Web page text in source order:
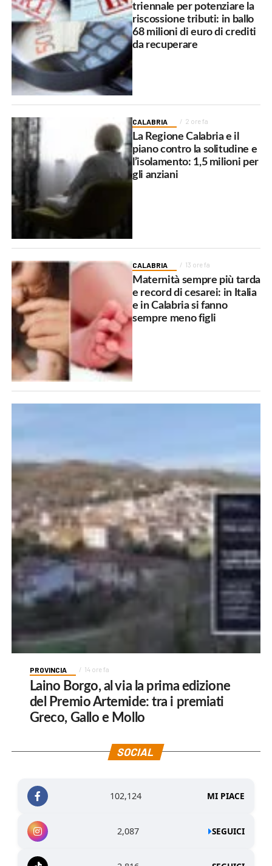
triennale per potenziare la
riscossione tributi: in ballo
68 milioni di euro di crediti
da recuperare
CALABRIA 2 ore fa
La Regione Calabria e il
piano contro la solitudine e
l’isolamento: 1,5 milioni per
gli anziani
CALABRIA 13 ore fa
Maternità sempre più tarda
e record di cesarei: in Italia
e in Calabria si fanno
sempre meno figli
PROVINCIA 14 ore fa
Laino Borgo, al via la prima edizione
del Premio Artemide: tra i premiati
Greco, Gallo e Mollo
SOCIAL
102,124 MI PIACE
2,087 SEGUICI